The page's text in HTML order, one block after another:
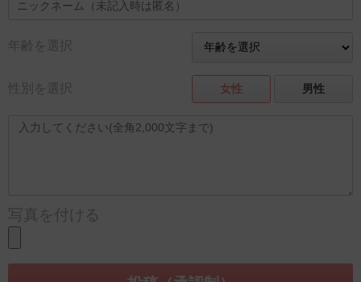
年齢を選択
性別を選択 女性 男性
写真を付ける